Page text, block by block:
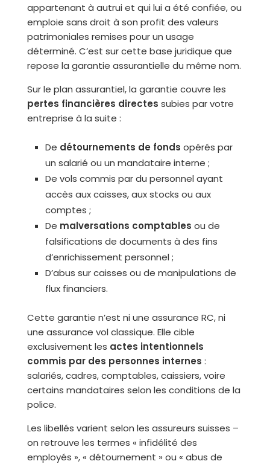
appartenant à autrui et qui lui a été confiée, ou
emploie sans droit à son profit des valeurs
patrimoniales remises pour un usage
déterminé. C’est sur cette base juridique que
repose la garantie assurantielle du même nom.
Sur le plan assurantiel, la garantie couvre les
pertes financières directes subies par votre
entreprise à la suite :
De détournements de fonds opérés par
un salarié ou un mandataire interne ;
De vols commis par du personnel ayant
accès aux caisses, aux stocks ou aux
comptes ;
De malversations comptables ou de
falsifications de documents à des fins
d’enrichissement personnel ;
D’abus sur caisses ou de manipulations de
flux financiers.
Cette garantie n’est ni une assurance RC, ni
une assurance vol classique. Elle cible
exclusivement les actes intentionnels
commis par des personnes internes :
salariés, cadres, comptables, caissiers, voire
certains mandataires selon les conditions de la
police.
Les libellés varient selon les assureurs suisses –
on retrouve les termes « infidélité des
employés », « détournement » ou « abus de